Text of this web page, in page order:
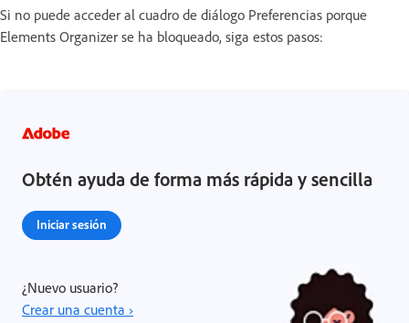
Si no puede acceder al cuadro de diálogo Preferencias porque
Elements Organizer se ha bloqueado, siga estos pasos:
Obtén ayuda de forma más rápida y sencilla
Iniciar sesión
¿Nuevo usuario?
Crear una cuenta ›